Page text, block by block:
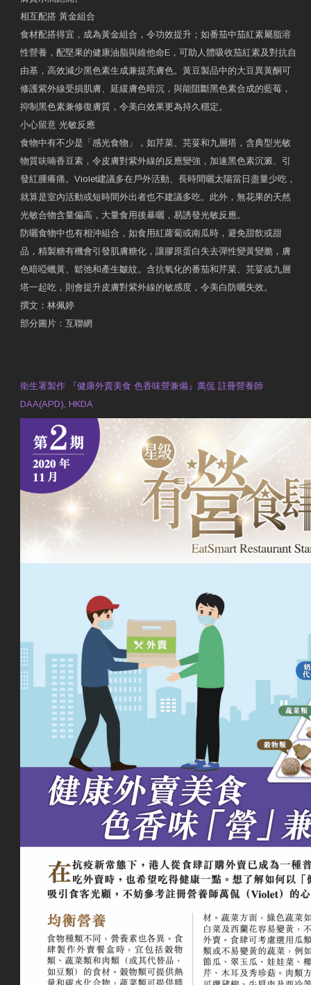
相互配搭 黃金組合
食材配搭得宜，成為黃金組合，令功效提升；如番茄中茄紅素屬脂溶
性營養，配堅果的健康油脂與維他命E，可助人體吸收茄紅素及對抗自
由基，高效減少黑色素生成兼提亮膚色。黃豆製品中的大豆異黃酮可
修護紫外線受損肌膚、延緩膚色暗沉，與能阻斷黑色素合成的藍莓，
抑制黑色素兼修復膚質，令美白效果更為持久穩定。
小心留意 光敏反應
食物中有不少是「感光食物」，如芹菜、芫荽和九層塔，含典型光敏
物質呋喃香豆素，令皮膚對紫外線的反應變強，加速黑色素沉澱、引
發紅腫癢痛。Violet建議多在戶外活動、長時間曬太陽當日盡量少吃，
就算是室內活動或短時間外出者也不建議多吃。此外，無花果的天然
光敏合物含量偏高，大量食用後暴曬，易誘發光敏反應。
防曬食物中也有相沖組合，如食用紅蘿蔔或南瓜時，避免甜飲或甜
品，精製糖有機會引發肌膚糖化，讓膠原蛋白失去彈性變黃變脆，膚
色暗啞蠟黃、鬆弛和產生皺紋。含抗氧化的番茄和芹菜、芫荽或九層
塔一起吃，則會提升皮膚對紫外線的敏感度，令美白防曬失效。
撰文：林佩婷
部分圖片：互聯網
衛生署製作 『健康外賣美食 色香味營兼備』萬侃 註冊營養師
DAA(APD), HKDA